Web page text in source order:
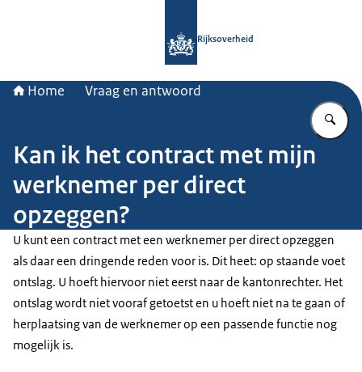
Rijksoverheid
Home Vraag en antwoord
Kan ik het contract met mijn
werknemer per direct
opzeggen?
U kunt een contract met een werknemer per direct opzeggen
als daar een dringende reden voor is. Dit heet: op staande voet
ontslag. U hoeft hiervoor niet eerst naar de kantonrechter. Het
ontslag wordt niet vooraf getoetst en u hoeft niet na te gaan of
herplaatsing van de werknemer op een passende functie nog
mogelijk is.